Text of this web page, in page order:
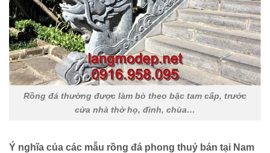
Rồng đá thường được làm bò theo bậc tam cấp, trước
cửa nhà thờ họ, đình, chùa…
Ý nghĩa của các mẫu rồng đá phong thuỷ bán tại Nam